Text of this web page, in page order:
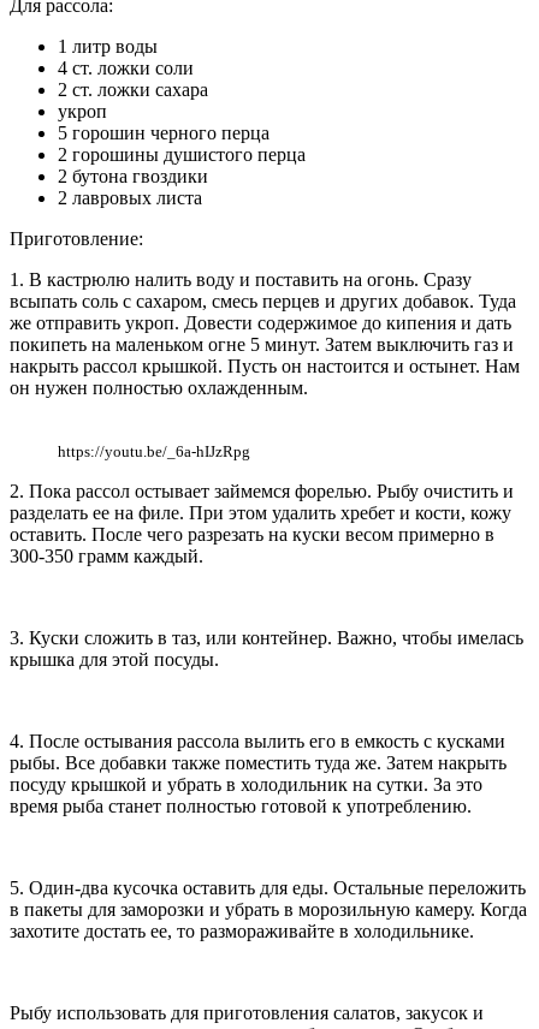
Для рассола:
1 литр воды
4 ст. ложки соли
2 ст. ложки сахара
укроп
5 горошин черного перца
2 горошины душистого перца
2 бутона гвоздики
2 лавровых листа
Приготовление:
1. В кастрюлю налить воду и поставить на огонь. Сразу
всыпать соль с сахаром, смесь перцев и других добавок. Туда
же отправить укроп. Довести содержимое до кипения и дать
покипеть на маленьком огне 5 минут. Затем выключить газ и
накрыть рассол крышкой. Пусть он настоится и остынет. Нам
он нужен полностью охлажденным.
https://youtu.be/_6a-hIJzRpg
2. Пока рассол остывает займемся форелью. Рыбу очистить и
разделать ее на филе. При этом удалить хребет и кости, кожу
оставить. После чего разрезать на куски весом примерно в
300-350 грамм каждый.
3. Куски сложить в таз, или контейнер. Важно, чтобы имелась
крышка для этой посуды.
4. После остывания рассола вылить его в емкость с кусками
рыбы. Все добавки также поместить туда же. Затем накрыть
посуду крышкой и убрать в холодильник на сутки. За это
время рыба станет полностью готовой к употреблению.
5. Один-два кусочка оставить для еды. Остальные переложить
в пакеты для заморозки и убрать в морозильную камеру. Когда
захотите достать ее, то размораживайте в холодильнике.
Рыбу использовать для приготовления салатов, закусок и